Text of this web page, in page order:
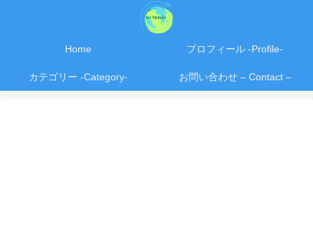
Home プロフィール -Profile-
カテゴリー -Category- お問い合わせ – Contact –